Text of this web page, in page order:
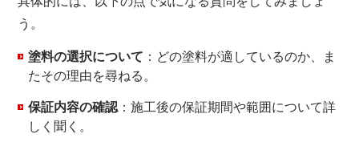
う。
塗料の選択について ：どの塗料が適しているのか、ま
たその理由を尋ねる。
保証内容の確認 ：施工後の保証期間や範囲について詳
しく聞く。